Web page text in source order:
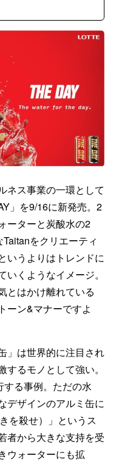
ネス事業の一環として
」を9/16に新発売。2
ーターと炭酸水の2
をクリエーティ
いうよりはトレンドに
くようなイメージ。
とはかけ離れている
ーン&マナーですよ
」は世界的に注目され
るモノとして強い。
る事例。ただの水
デザインのアルミ缶に
を殺せ）」というス
者から大きな支持を受
ウォーターにも拡